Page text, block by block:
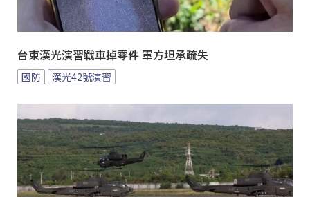
台東漢光演習戰車掉零件 軍方坦承疏失
國防 漢光42號演習